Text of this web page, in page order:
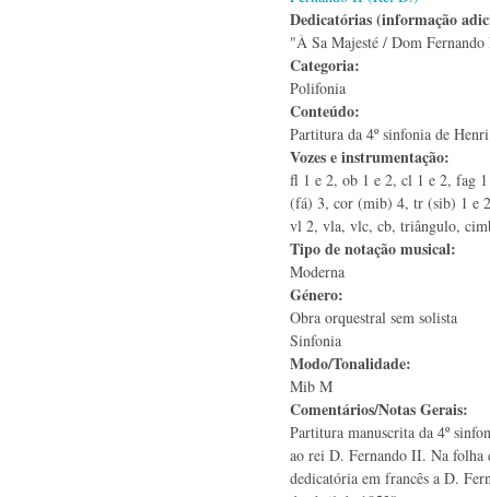
Dedicatórias (informação
"À Sa Majesté / Dom
Categoria:
Polifonia
Conteúdo:
Partitura da 4º sinfonia de
Vozes e instrumentação:
fl 1 e 2, ob 1 e 2, cl 1 e 2, fag
(fá) 3, cor (mib) 4, tr (sib) 1 e
vl 2, vla, vlc, cb, triângulo,
Tipo de notação musical:
Moderna
Género:
Obra orquestral sem solista
Sinfonia
Modo/Tonalidade:
Mib M
Comentários/Notas Gerais:
Partitura manuscrita da 4º
ao rei D. Fernando II. Na folha
dedicatória em francês a D.